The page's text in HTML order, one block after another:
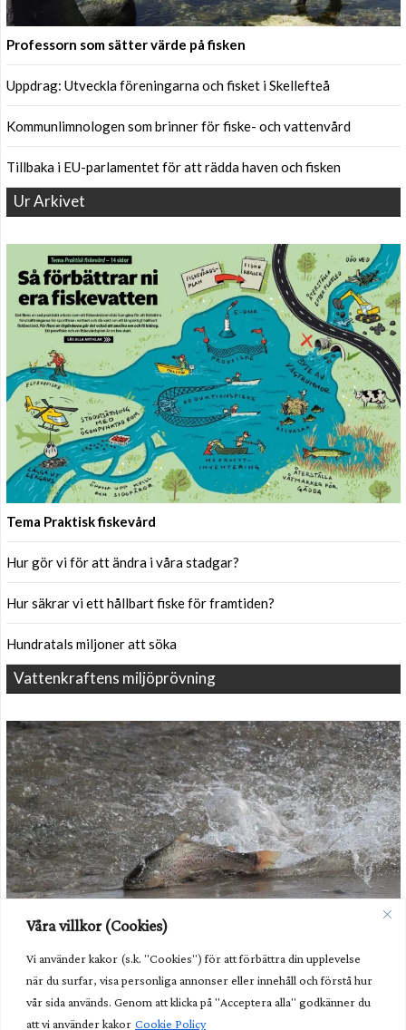
Våra villkor (Cookies)
Vi använder kakor (s.k. "Cookies") för att förbättra din upplevelse
när du surfar, visa personliga annonser eller innehåll och förstå hur
vår sida används. Genom att klicka på "Acceptera alla" godkänner du
att vi använder kakor Cookie Policy
Professorn som sätter värde på fisken
Uppdrag: Utveckla föreningarna och fisket i Skellefteå
Kommunlimnologen som brinner för fiske- och vattenvård
Tillbaka i EU-parlamentet för att rädda haven och fisken
Ur Arkivet
Tema Praktisk fiskevård
Hur gör vi för att ändra i våra stadgar?
Hur säkrar vi ett hållbart fiske för framtiden?
Hundratals miljoner att söka
Vattenkraftens miljöprövning
Unik fisk behöver fortsatt hjälp
Kunglig glans över nya fiskvägen